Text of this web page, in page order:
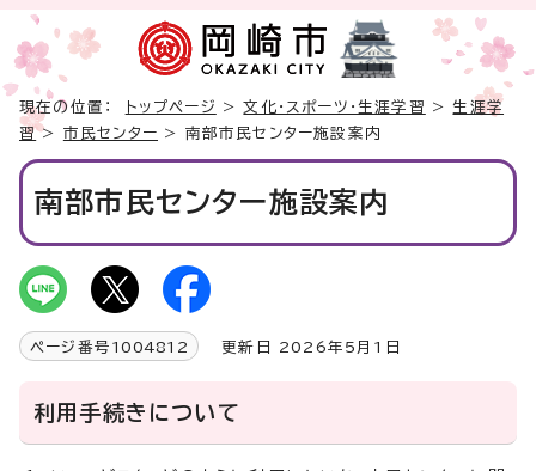
現在の位置： トップページ >文化・スポーツ・生涯学習 >生涯学
習> 市民センター > 南部市民センター施設案内
南部市民センター施設案内
ページ番号 1004812 更新日 2026年5月1日
利用手続きについて